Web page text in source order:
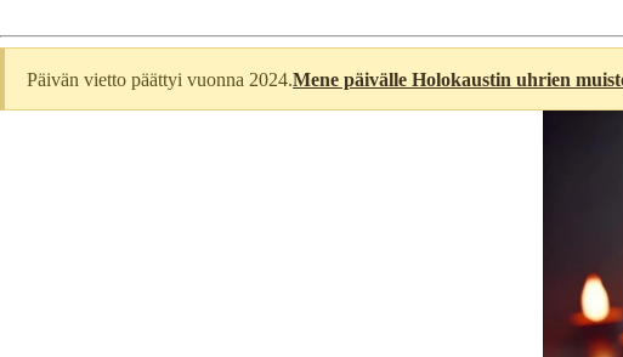
Päivän vietto päättyi vuonna 2024.Mene päivälle Holokaustin uhrien